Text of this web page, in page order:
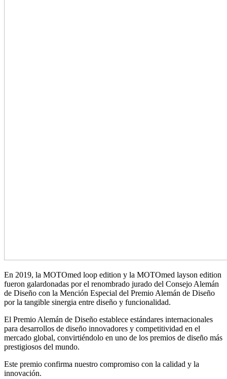
En 2019, la MOTOmed loop edition y la MOTOmed layson edition
fueron galardonadas por el renombrado jurado del Consejo Alemán
de Diseño con la Mención Especial del Premio Alemán de Diseño
por la tangible sinergia entre diseño y funcionalidad.
El Premio Alemán de Diseño establece estándares internacionales
para desarrollos de diseño innovadores y competitividad en el
mercado global, convirtiéndolo en uno de los premios de diseño más
prestigiosos del mundo.
Este premio confirma nuestro compromiso con la calidad y la
innovación.